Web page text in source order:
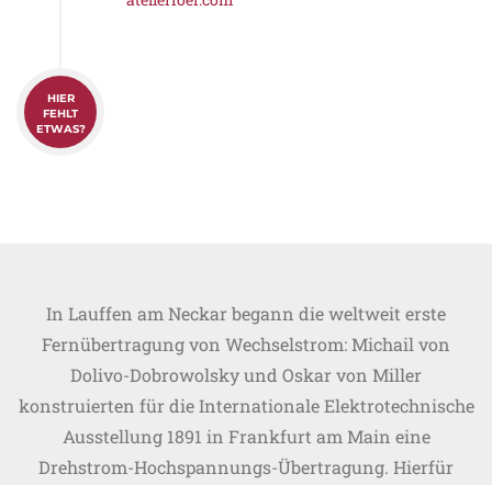
HIER
FEHLT
ETWAS?
In Lauffen am Neckar begann die weltweit erste
Fernübertragung von Wechselstrom: Michail von
Dolivo-Dobrowolsky und Oskar von Miller
konstruierten für die Internationale Elektrotechnische
Ausstellung 1891 in Frankfurt am Main eine
Drehstrom-Hochspannungs-Übertragung. Hierfür